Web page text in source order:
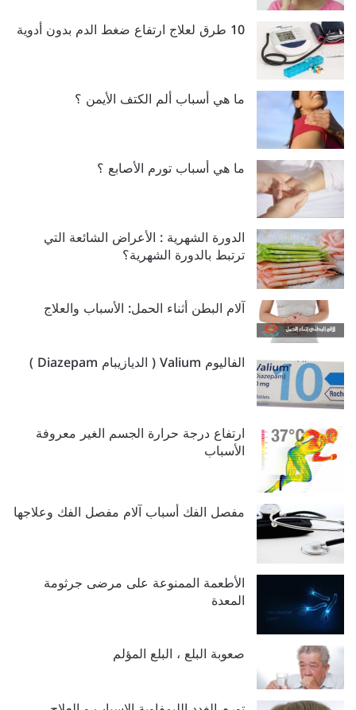
10 طرق لعلاج ارتفاع ضغط الدم بدون أدوية
ما هي أسباب ألم الكتف الأيمن ؟
ما هي أسباب تورم الأصابع ؟
الدورة الشهرية : الأعراض الشائعة التي
ترتبط بالدورة الشهرية؟
آلام البطن أثناء الحمل: الأسباب والعلاج
الفاليوم Valium ( الديازيبام Diazepam )
ارتفاع درجة حرارة الجسم الغير معروفة
الأسباب
مفصل الفك أسباب آلام مفصل الفك وعلاجها
الأطعمة الممنوعة على مرضى جرثومة
المعدة
صعوبة البلع ، البلع المؤلم